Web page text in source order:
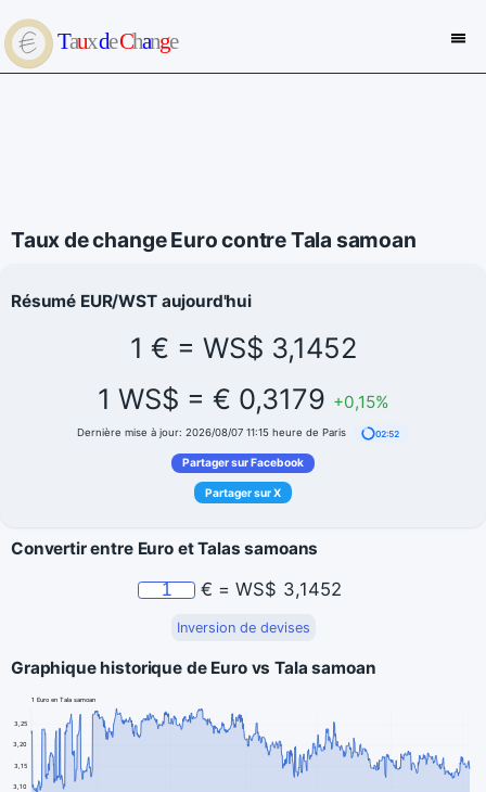
Taux de change Euro contre Tala samoan
Résumé EUR/WST aujourd'hui
1 € = WS$ 3,1452
1 WS$ = € 0,3179 +0,15%
Dernière mise à jour: 2026/08/07 11:15 heure de Paris 02:52
Partager sur Facebook
Partager sur X
Convertir entre Euro et Talas samoans
€ = WS$ 3,1452
Inversion de devises
Graphique historique de Euro vs Tala samoan
3,10
3,15
3,20
3,25
1 Euro en Tala samoan